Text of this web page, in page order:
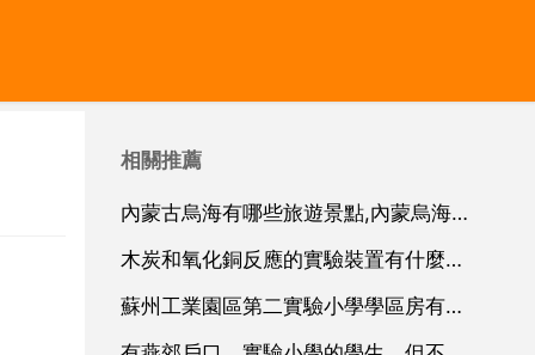
相關推薦
內蒙古烏海有哪些旅遊景點,內蒙烏海周圍有什麼旅遊景點？
木炭和氧化銅反應的實驗裝置有什麼缺陷
蘇州工業園區第二實驗小學學區房有哪些